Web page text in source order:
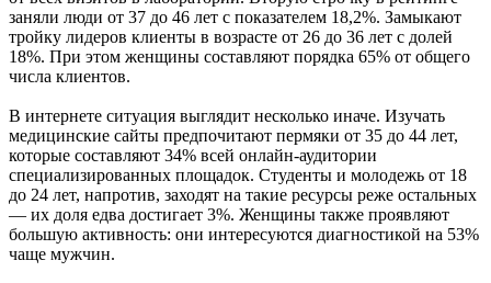
заняли люди от 37 до 46 лет с показателем 18,2%. Замыкают
тройку лидеров клиенты в возрасте от 26 до 36 лет с долей
18%. При этом женщины составляют порядка 65% от общего
числа клиентов.
В интернете ситуация выглядит несколько иначе. Изучать
медицинские сайты предпочитают пермяки от 35 до 44 лет,
которые составляют 34% всей онлайн-аудитории
специализированных площадок. Студенты и молодежь от 18
до 24 лет, напротив, заходят на такие ресурсы реже остальных
— их доля едва достигает 3%. Женщины также проявляют
большую активность: они интересуются диагностикой на 53%
чаще мужчин.